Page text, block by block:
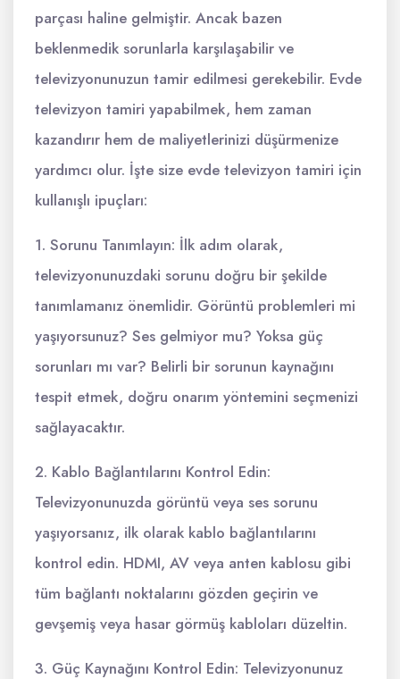
parçası haline gelmiştir. Ancak bazen
beklenmedik sorunlarla karşılaşabilir ve
televizyonunuzun tamir edilmesi gerekebilir. Evde
televizyon tamiri yapabilmek, hem zaman
kazandırır hem de maliyetlerinizi düşürmenize
yardımcı olur. İşte size evde televizyon tamiri için
kullanışlı ipuçları:
1. Sorunu Tanımlayın: İlk adım olarak,
televizyonunuzdaki sorunu doğru bir şekilde
tanımlamanız önemlidir. Görüntü problemleri mi
yaşıyorsunuz? Ses gelmiyor mu? Yoksa güç
sorunları mı var? Belirli bir sorunun kaynağını
tespit etmek, doğru onarım yöntemini seçmenizi
sağlayacaktır.
2. Kablo Bağlantılarını Kontrol Edin:
Televizyonunuzda görüntü veya ses sorunu
yaşıyorsanız, ilk olarak kablo bağlantılarını
kontrol edin. HDMI, AV veya anten kablosu gibi
tüm bağlantı noktalarını gözden geçirin ve
gevşemiş veya hasar görmüş kabloları düzeltin.
3. Güç Kaynağını Kontrol Edin: Televizyonunuz